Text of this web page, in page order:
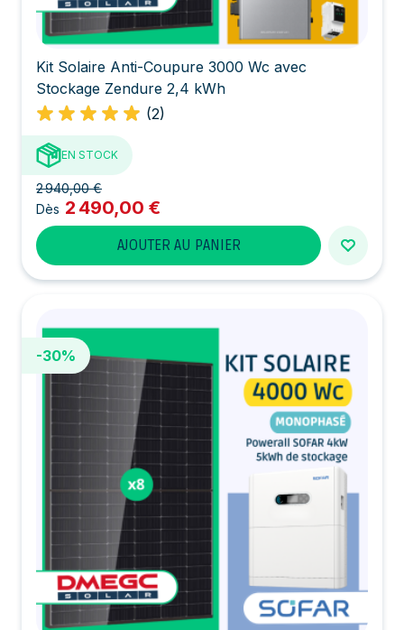
Kit Solaire Anti-Coupure 3000 Wc avec
Stockage Zendure 2,4 kWh
(2)
EN STOCK
2 940,00 €
Dès 2 490,00 €
AJOUTER AU PANIER
-30%